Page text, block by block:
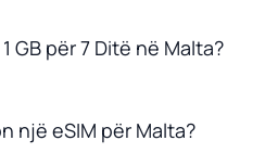
GB për 7 Ditë në Malta?
një eSIM për Malta?